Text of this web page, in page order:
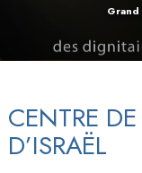
CENTRE
D’ISRAËL